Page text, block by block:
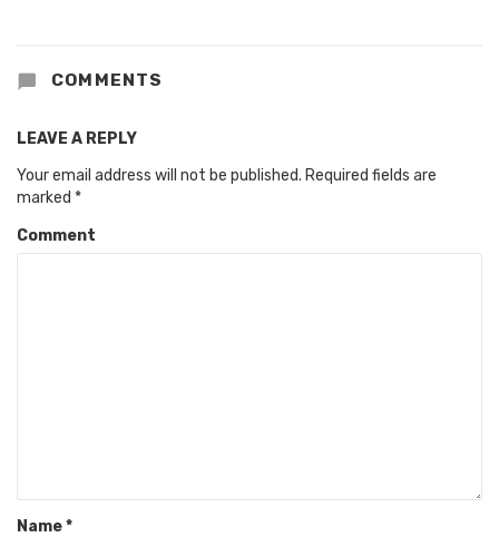
COMMENTS
LEAVE A REPLY
Your email address will not be published. Required fields are
marked *
Comment
Name*